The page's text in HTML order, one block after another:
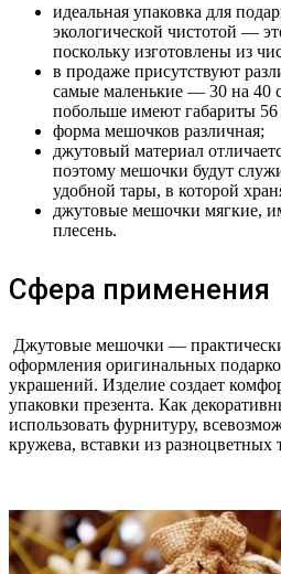
идеальная упаковка для
экологической чистотой —
поскольку изготовлены из
в продаже присутствуют
самые маленькие — 30 на 40
побольше имеют габариты 56
форма мешочков различная;
джутовый материал
поэтому мешочки будут
удобной тары, в которой
джутовые мешочки мягкие,
плесень.
Сфера применения
Джутовые мешочки — практически
оформления оригинальных
украшений. Изделие создает
упаковки презента. Как
использовать фурнитуру,
кружева, вставки из разноцветных